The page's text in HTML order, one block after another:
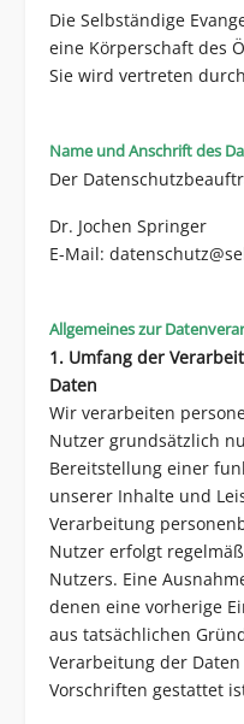
Die Selbständige
eine Körperschaft des
Sie wird vertreten
Name und Anschrift des
Der
Dr. Jochen Springer
E-Mail:
Allgemeines zur
1. Umfang der
Daten
Wir verarbeiten
Nutzer grundsätzlich
Bereitstellung einer
unserer Inhalte und
Verarbeitung
Nutzer erfolgt
Nutzers. Eine
denen eine vorherige
aus tatsächlichen
Verarbeitung der
Vorschriften gestattet